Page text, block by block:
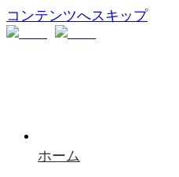
コンテンツへスキップ
ホーム